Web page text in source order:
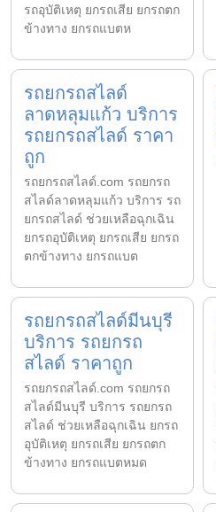
รถอุบัติเหตุ ยกรถเสีย ยกรถตก
ข้างทาง ยกรถแบตห
รถยกรถสไลด์
ลาดหลุมแก้ว บริการ
รถยกรถสไลด์ ราคา
ถูก
รถยกรถสไลด์.com รถยกรถ
สไลด์ลาดหลุมแก้ว บริการ รถ
ยกรถสไลด์ ช่วยเหลือฉุกเฉิน
ยกรถอุบัติเหตุ ยกรถเสีย ยกรถ
ตกข้างทาง ยกรถแบต
รถยกรถสไลด์มีนบุรี
บริการ รถยกรถ
สไลด์ ราคาถูก
รถยกรถสไลด์.com รถยกรถ
สไลด์มีนบุรี บริการ รถยกรถ
สไลด์ ช่วยเหลือฉุกเฉิน ยกรถ
อุบัติเหตุ ยกรถเสีย ยกรถตก
ข้างทาง ยกรถแบตหมด